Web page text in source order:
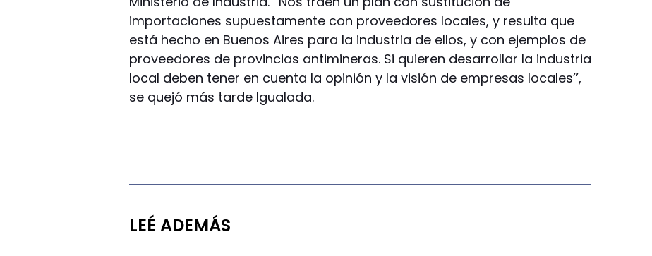
importaciones supuestamente con proveedores locales, y resulta que
está hecho en Buenos Aires para la industria de ellos, y con ejemplos de
proveedores de provincias antimineras. Si quieren desarrollar la industria
local deben tener en cuenta la opinión y la visión de empresas locales’’,
se quejó más tarde Igualada.
LEÉ ADEMÁS